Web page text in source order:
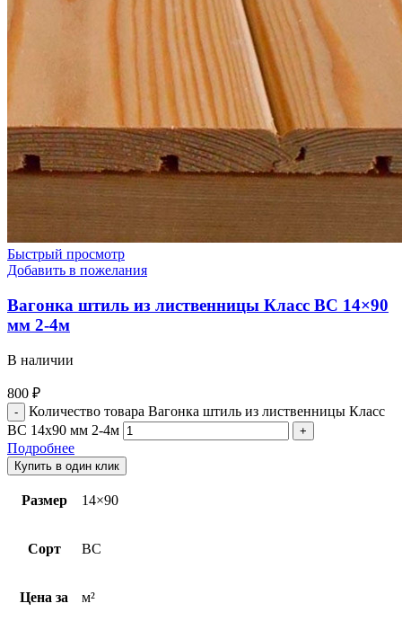
Быстрый просмотр
Добавить в пожелания
Вагонка штиль из лиственницы Класс BС 14×90
мм 2-4м
В наличии
800 ₽
Количество товара Вагонка штиль из лиственницы Класс
BС 14x90 мм 2-4м
Подробнее
Купить в один клик
Размер 14×90
Сорт ВС
Цена за м²